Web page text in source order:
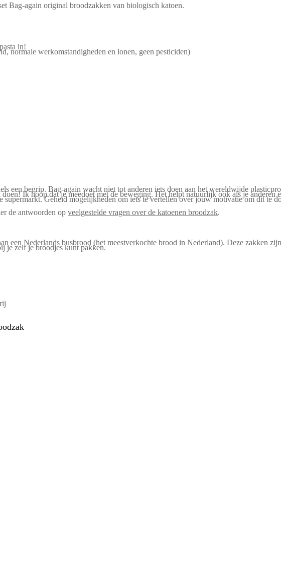
Bag-again original broodzakken van biologisch katoen.
in!
normale werkomstandigheden en lonen, geen pesticiden)
een begrip. Bag-again wacht niet tot anderen iets doen aan het wereldwijde
Ik hoop dat je meedoet met de beweging. Het helpt natuurlijk ook als je anderen
Geheid mogelijkheden om iets te vertellen over jouw motivatie om dit te
de antwoorden op veelgestelde vragen over de katoenen broodzak.
een Nederlands busbrood (het meestverkochte brood in Nederland). Deze zakken
je zelf je broodjes kunt pakken.